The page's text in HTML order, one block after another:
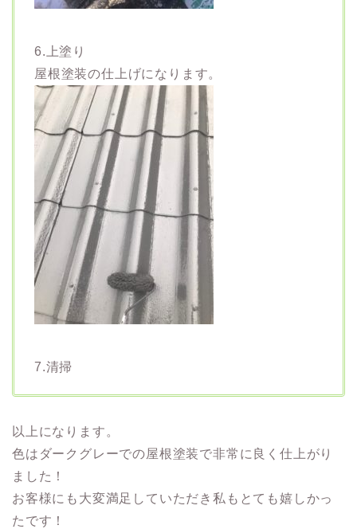
6.上塗り
屋根塗装の仕上げになります。
7.清掃
以上になります。
色はダークグレーでの屋根塗装で非常に良く仕上がり
ました！
お客様にも大変満足していただき私もとても嬉しかっ
たです！